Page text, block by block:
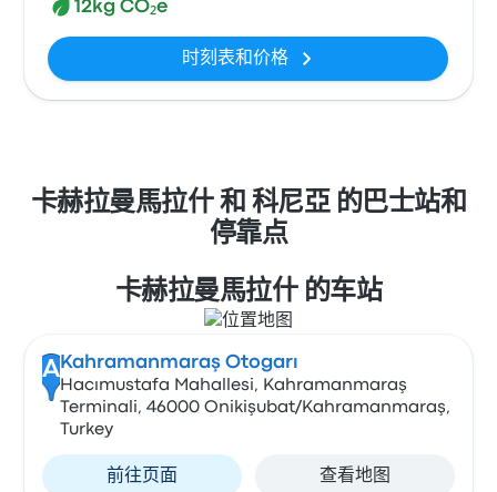
12kg CO₂e
时刻表和价格
卡赫拉曼馬拉什 和 科尼亞 的巴士站和
停靠点
卡赫拉曼馬拉什 的车站
A Kahramanmaraş Otogarı
Hacımustafa Mahallesi, Kahramanmaraş
Terminali, 46000 Onikişubat/Kahramanmaraş,
Turkey
前往页面 查看地图